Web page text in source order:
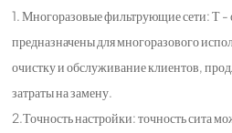
1. Многоразовые фильтрующие сети: Т
предназначены для многоразового
очистку и обслуживание клиентов,
затраты на замену.
2.Точность настройки: точность сита